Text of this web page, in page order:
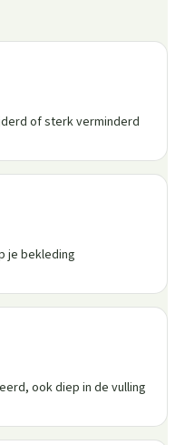
of sterk verminderd
je bekleding
ook diep in de vulling